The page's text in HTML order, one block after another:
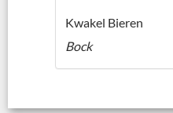
Kwakel Bieren
Bock